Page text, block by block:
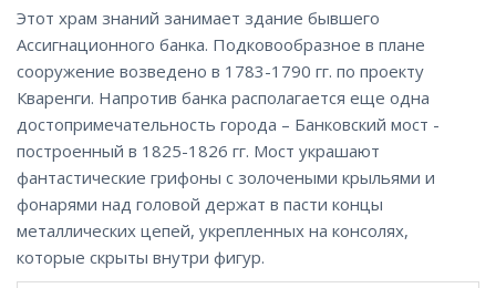
Этот храм знаний занимает здание бывшего
Ассигнационного банка. Подковообразное в плане
сооружение возведено в 1783-1790 гг. по проекту
Кваренги. Напротив банка располагается еще одна
достопримечательность города – Банковский мост -
построенный в 1825-1826 гг. Мост украшают
фантастические грифоны с золочеными крыльями и
фонарями над головой держат в пасти концы
металлических цепей, укрепленных на консолях,
которые скрыты внутри фигур.